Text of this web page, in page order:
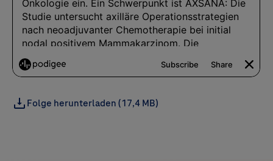
Folge herunterladen (17,4 MB)